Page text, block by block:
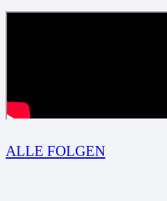
ALLE FOLGEN